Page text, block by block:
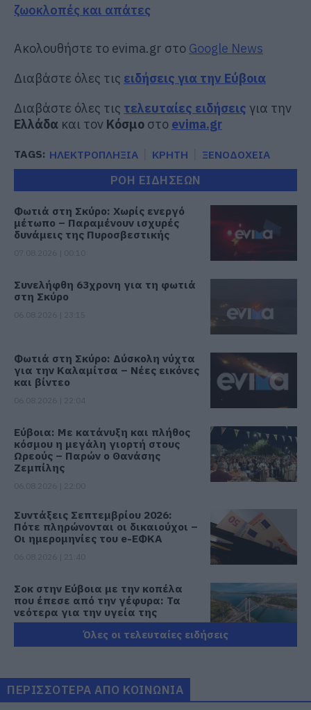
ζωοκλοπές και απάτες
Ακολουθήστε το evima.gr στο Google News
Διαβάστε όλες τις ειδήσεις για την Εύβοια
Διαβάστε όλες τις τελευταίες ειδήσεις για την
Ελλάδα και τον Κόσμο στο evima.gr
TAGS: ΗΛΕΚΤΡΟΠΛΗΞΙΑ ΚΡΗΤΗ ΞΕΝΟΔΟΧΕΙΑ
ΡΟΗ ΕΙΔΗΣΕΩΝ
Φωτιά στη Σκύρο: Χωρίς ενεργό
μέτωπο – Παραμένουν ισχυρές
δυνάμεις της Πυροσβεστικής
Συνελήφθη 63χρονη για τη φωτιά
στη Σκύρο
Φωτιά στη Σκύρο: Δύσκολη νύχτα
για την Καλαμίτσα – Νέες εικόνες
και βίντεο
Εύβοια: Με κατάνυξη και πλήθος
κόσμου η μεγάλη γιορτή στους
Ωρεούς – Παρών ο Θανάσης
Ζεμπίλης
Συντάξεις Σεπτεμβρίου 2026:
Πότε πληρώνονται οι δικαιούχοι –
Οι ημερομηνίες του e-ΕΦΚΑ
Σοκ στην Εύβοια με την κοπέλα
που έπεσε από την γέφυρα: Τα
νεότερα για την υγεία της
06.08.2026 | 21:20
– Νέο βίντεο
06.08.2026 | 21:00
Όλες οι τελευταίες ειδήσεις
ΠΕΡΙΣΣΟΤΕΡΑ ΑΠΟ ΚΟΙΝΩΝΙΑ